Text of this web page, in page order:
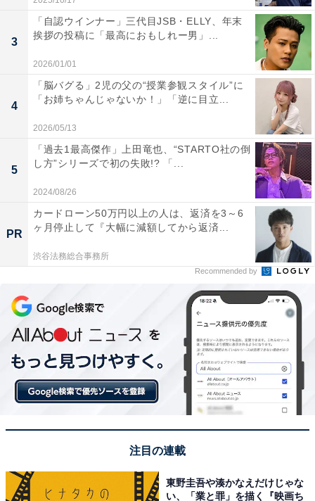
3
「自認ウインナー」三代目JSB・ELLY、年末
挨拶の投稿に「最高におもしれー男」...
2026/01/01
4
「脳バグる」2児の父の“授業参観スタイル”に
「お姉ちゃんじゃないか！」「逆に目立...
2026/05/13
5
「過去1最高傑作」上田竜也、“STARTO社の倒
し方”シリーズで初の失敗!? 「...
2024/08/26
PR
カードローン50万円以上の人は、返済を3～6
ヶ月停止して『大幅に減額してから返済...
渋谷法務総合事務所
Recommended by
注目の連載
東野圭吾や湊かなえだけじゃな
い、「業と罪」を描く『映画ち